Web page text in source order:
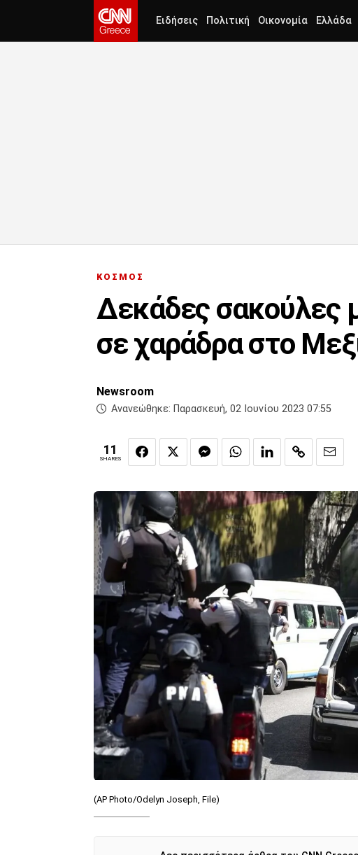
Ειδήσεις Πολιτική Οικονομία Ελλάδα
ΚΟΣΜΟΣ
Δεκάδες σακούλες
σε χαράδρα στο
Newsroom
Ανανεώθηκε: Παρασκευή, 02 Ιουνίου 2023 07:55
11
SHARES
(AP Photo/Odelyn Joseph, File)